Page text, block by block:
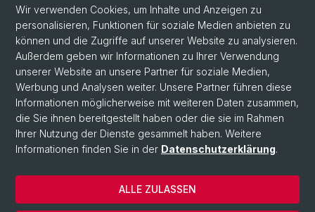
Studieninteressierte
SNF & ERC Candidates
Physik Bibliothek
Documents & Leaflets
© Universität Basel
Datenschutzerklärung
Naturwissenschaftliche Fakultät
Wir verwenden Cookies, um Inhalte und Anzeigen zu
personalisieren, Funktionen für soziale Medien anbieten zu
können und die Zugriffe auf unserer Website zu analysieren.
Außerdem geben wir Informationen zu Ihrer Verwendung
unserer Website an unsere Partner für soziale Medien,
Werbung und Analysen weiter. Unsere Partner führen diese
Informationen möglicherweise mit weiteren Daten zusammen,
die Sie ihnen bereitgestellt haben oder die sie im Rahmen
Ihrer Nutzung der Dienste gesammelt haben. Weitere
Informationen finden Sie in der Datenschutzerklärung.
ALLE ZULASSEN